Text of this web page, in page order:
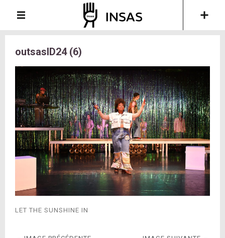
outsasID24 (6)
LET THE SUNSHINE IN